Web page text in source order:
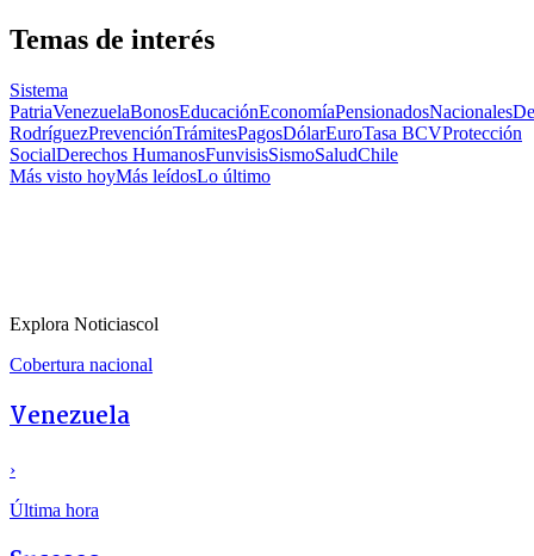
Temas de interés
Sistema
PatriaVenezuelaBonosEducaciónEconomíaPensionadosNacionales
RodríguezPrevenciónTrámitesPagosDólarEuroTasa BCVProtección
SocialDerechos HumanosFunvisisSismoSaludChile
Más visto hoyMás leídosLo último
Explora Noticiascol
Cobertura nacional
Venezuela
›
Última hora